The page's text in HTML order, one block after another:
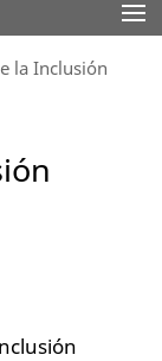
la Inclusión